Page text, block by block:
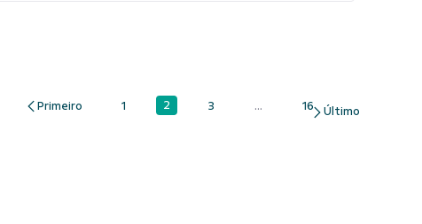
Página
1 Página
2 Página
3 ...Páginas intermediárias Usar
Página
16